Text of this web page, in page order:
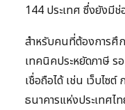
144 ประเทศ ซึ่งยังมี
สำหรับคนที่ต้องการศึ
เทคนิคประหยัดภาษี ร
เชื่อถือได้ เช่น เว็บไซ
ธนาคารแห่งประเทศไ